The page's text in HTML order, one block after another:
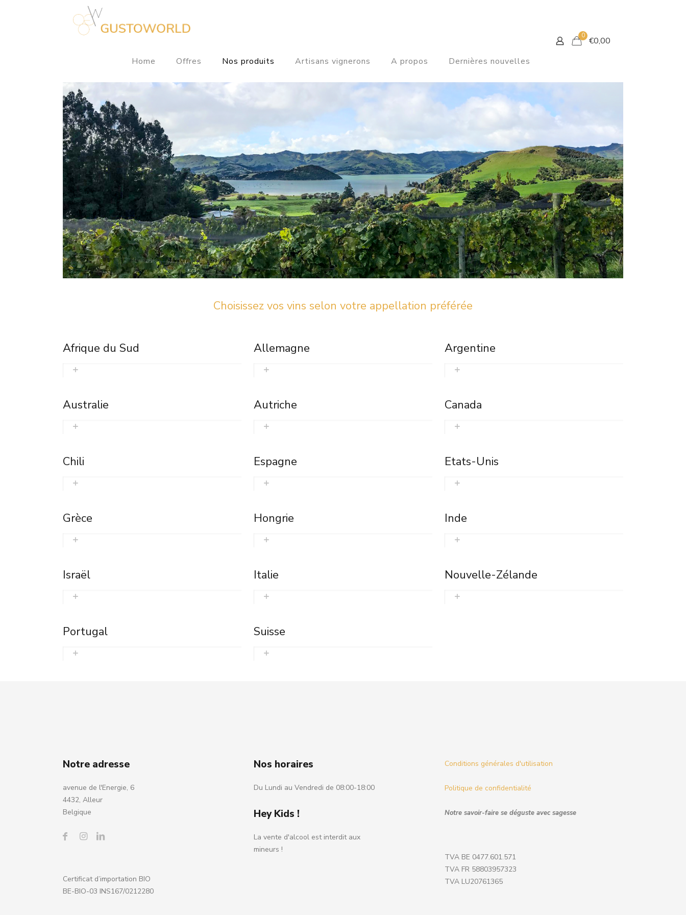
Home Offres Nos produits Artisans vignerons A propos Dernières nouvelles
0 €0,00
TOUTES NOS REGIONS
Choisissez vos vins selon votre appellation préférée
Afrique du Sud Allemagne Argentine
Australie Autriche Canada
Chili Espagne Etats-Unis
Grèce Hongrie Inde
Israël Italie Nouvelle-Zélande
Portugal Suisse
Notre adresse
avenue de l'Energie, 6
4432, Alleur
Belgique
Certificat d’importation BIO
BE-BIO-03 INS167/0212280
Nos horaires
Du Lundi au Vendredi de 08:00-18:00
Hey Kids !
La vente d'alcool est interdit aux
mineurs !
Conditions générales d'utilisation
Politique de confidentialité
Notre savoir-faire se déguste avec sagesse
TVA BE 0477.601.571
TVA FR 58803957323
TVA LU20761365